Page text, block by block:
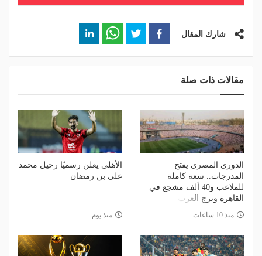
شارك المقال
مقالات ذات صلة
الدوري المصري يفتح
المدرجات.. سعة كاملة
للملاعب و40 ألف مشجع في
القاهرة وبرج العرب
منذ 10 ساعات
الأهلي يعلن رسميًا رحيل محمد
علي بن رمضان
منذ يوم